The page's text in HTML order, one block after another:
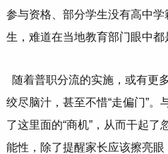
参与资格、部分学生没有高中
生，难道在当地教育部门眼中都
随着普职分流的实施，或有更
绞尽脑汁，甚至不惜“走偏门”
了这里面的“商机”，从而干起
能性，除了提醒家长应该擦亮